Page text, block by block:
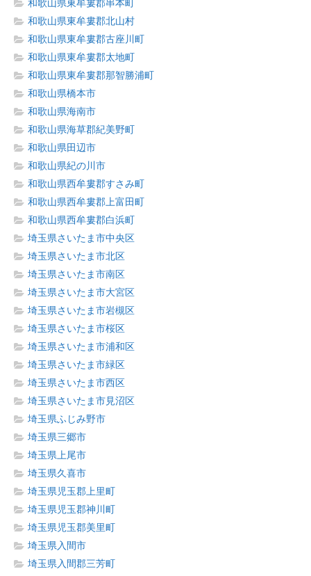
和歌山県東牟婁郡串本町
和歌山県東牟婁郡北山村
和歌山県東牟婁郡古座川町
和歌山県東牟婁郡太地町
和歌山県東牟婁郡那智勝浦町
和歌山県橋本市
和歌山県海南市
和歌山県海草郡紀美野町
和歌山県田辺市
和歌山県紀の川市
和歌山県西牟婁郡すさみ町
和歌山県西牟婁郡上富田町
和歌山県西牟婁郡白浜町
埼玉県さいたま市中央区
埼玉県さいたま市北区
埼玉県さいたま市南区
埼玉県さいたま市大宮区
埼玉県さいたま市岩槻区
埼玉県さいたま市桜区
埼玉県さいたま市浦和区
埼玉県さいたま市緑区
埼玉県さいたま市西区
埼玉県さいたま市見沼区
埼玉県ふじみ野市
埼玉県三郷市
埼玉県上尾市
埼玉県久喜市
埼玉県児玉郡上里町
埼玉県児玉郡神川町
埼玉県児玉郡美里町
埼玉県入間市
埼玉県入間郡三芳町